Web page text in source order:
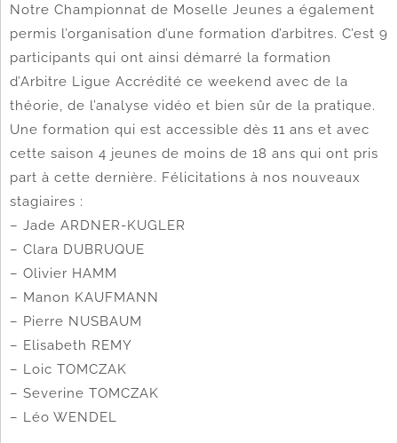
Notre Championnat de Moselle Jeunes a également
permis l’organisation d’une formation d’arbitres. C’est 9
participants qui ont ainsi démarré la formation
d’Arbitre Ligue Accrédité ce weekend avec de la
théorie, de l’analyse vidéo et bien sûr de la pratique.
Une formation qui est accessible dès 11 ans et avec
cette saison 4 jeunes de moins de 18 ans qui ont pris
part à cette dernière. Félicitations à nos nouveaux
stagiaires :
– Jade ARDNER-KUGLER
– Clara DUBRUQUE
– Olivier HAMM
– Manon KAUFMANN
– Pierre NUSBAUM
– Elisabeth REMY
– Loic TOMCZAK
– Severine TOMCZAK
– Léo WENDEL